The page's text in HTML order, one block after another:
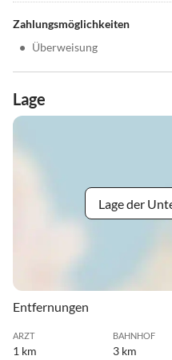
Zahlungsmöglichkeiten
• Überweisung
Lage
Lage der
Entfernungen
ARZT
1 km
BAHNHOF
3 km